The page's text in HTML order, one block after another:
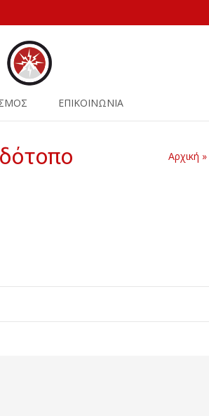
ΕΠΙΚΟΙΝΩΝΙΑ
Αρχική »